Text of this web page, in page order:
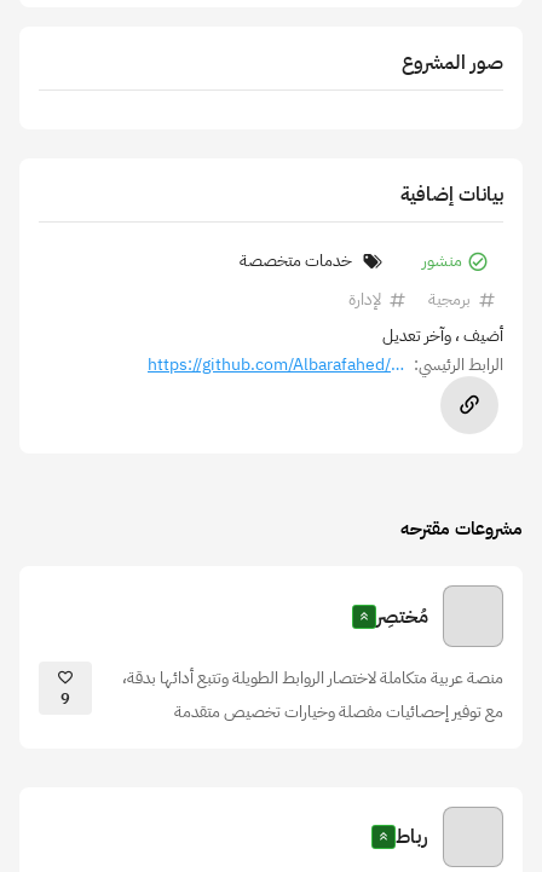
صور المشروع
بيانات إضافية
منشور
خدمات متخصصة
برمجية
لإدارة
أضيف، وآخر تعديل
الرابط الرئيسي: https://github.com/Albarafahed/DVLD-Windows-Form-C-.git
مشروعات مقترحه
مُختصِر
منصة عربية متكاملة لاختصار الروابط الطويلة وتتبع أدائها بدقة،
مع توفير إحصائيات مفصلة وخيارات تخصيص متقدمة
9
رباط